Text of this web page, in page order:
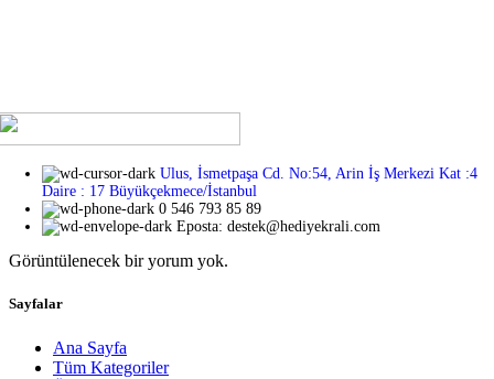
Ulus, İsmetpaşa Cd. No:54, Arin İş Merkezi Kat :4
Daire : 17 Büyükçekmece/İstanbul
0 546 793 85 89
Eposta: destek@hediyekrali.com
Görüntülenecek bir yorum yok.
Sayfalar
Ana Sayfa
Tüm Kategoriler